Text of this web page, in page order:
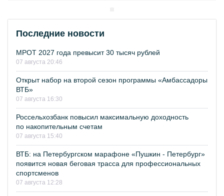
Последние новости
МРОТ 2027 года превысит 30 тысяч рублей
07 августа 20:46
Открыт набор на второй сезон программы «Амбассадоры
ВТБ»
07 августа 16:30
Россельхозбанк повысил максимальную доходность
по накопительным счетам
07 августа 15:40
ВТБ: на Петербургском марафоне «Пушкин - Петербург»
появится новая беговая трасса для профессиональных
спортсменов
07 августа 12:28